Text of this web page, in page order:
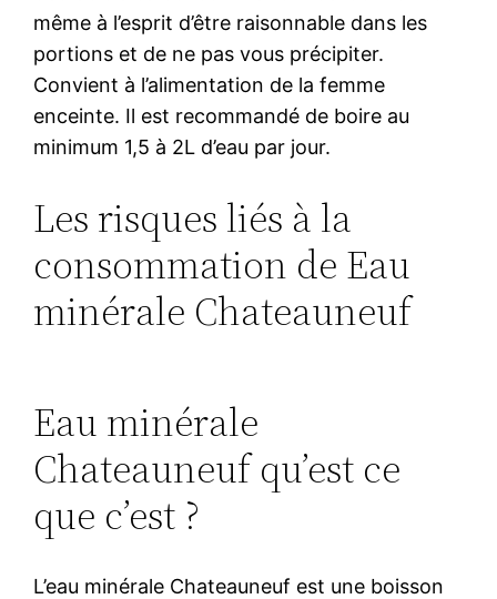
même à l’esprit d’être raisonnable dans les
portions et de ne pas vous précipiter.
Convient à l’alimentation de la femme
enceinte. Il est recommandé de boire au
minimum 1,5 à 2L d’eau par jour.
Les risques liés à la
consommation de Eau
minérale Chateauneuf
Eau minérale
Chateauneuf qu’est ce
que c’est ?
L’eau minérale Chateauneuf est une boisson